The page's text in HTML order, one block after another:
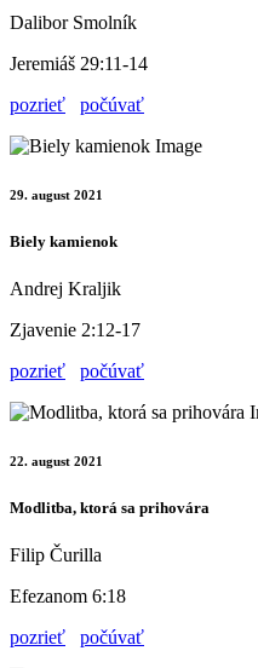
Dalibor Smolník
Jeremiáš 29:11-14
pozrieť
počúvať
29. august 2021
Biely kamienok
Andrej Kraljik
Zjavenie 2:12-17
pozrieť
počúvať
22. august 2021
Modlitba, ktorá sa prihovára
Filip Čurilla
Efezanom 6:18
pozrieť
počúvať